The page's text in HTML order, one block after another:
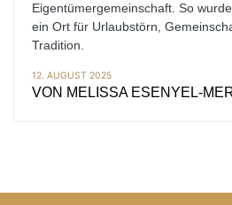
Eigentümergemeinschaft. So
ein Ort für Urlaubstörn,
Tradition.
12. AUGUST 2025
VON MELISSA ESENYEL-